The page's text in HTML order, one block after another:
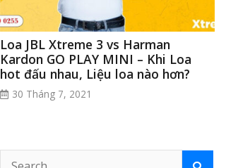
Loa JBL Xtreme 3 vs Harman
Kardon GO PLAY MINI – Khi Loa
hot đấu nhau, Liệu loa nào hơn?
30 Tháng 7, 2021